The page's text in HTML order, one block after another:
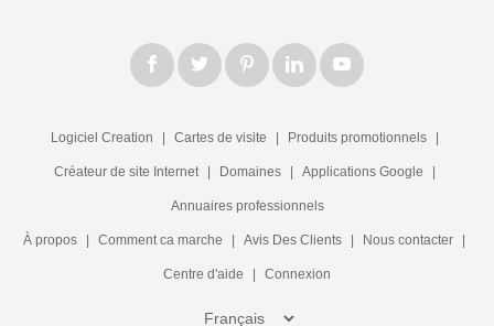
Logiciel Creation | Cartes de visite | Produits promotionnels |
Créateur de site Internet | Domaines | Applications Google |
Annuaires professionnels
À propos | Comment ca marche | Avis Des Clients | Nous contacter |
Centre d'aide | Connexion